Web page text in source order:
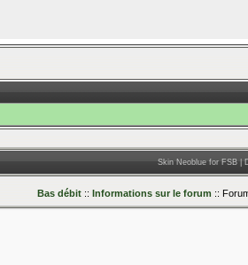
Skin Neoblue for FSB |
Bas débit :: Informations sur le forum ::